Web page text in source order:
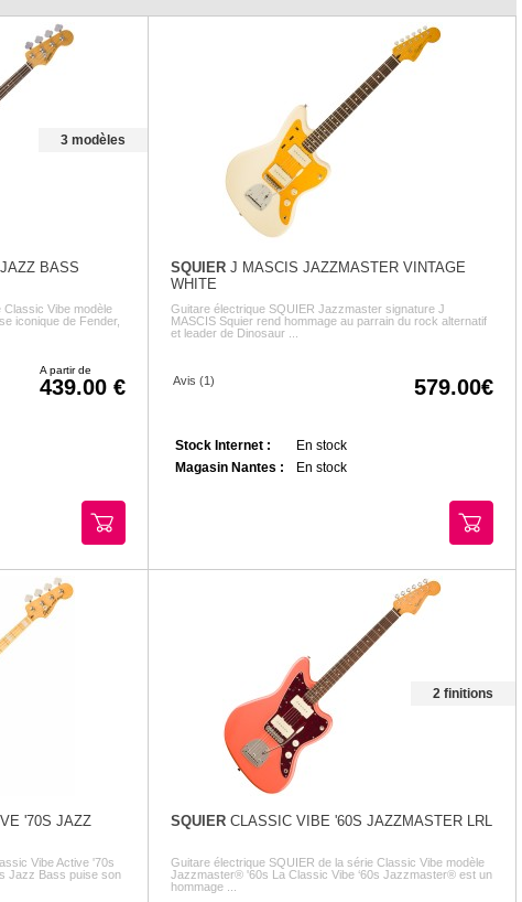
3 modèles
BASS
Vibe modèle
iconique de Fender,
A partir de
439.00
SQUIER J MASCIS JAZZMASTER VINTAGE
WHITE
Guitare électrique SQUIER Jazzmaster signature J
MASCIS Squier rend hommage au parrain du rock alternatif
et leader de Dinosaur ...
Avis (1) 579.00
Stock Internet :
En stock
Magasin Nantes :
En stock
'70S JAZZ
Vibe Active '70s
Jazz Bass puise son
2 finitions
SQUIER CLASSIC VIBE '60S JAZZMASTER LRL
Guitare électrique SQUIER de la série Classic Vibe modèle
Jazzmaster® '60s La Classic Vibe ‘60s Jazzmaster® est un
hommage ...